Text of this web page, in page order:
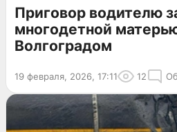
Приговор водителю
многодетной
Волгоградом
19 февраля, 2026, 17:11 12